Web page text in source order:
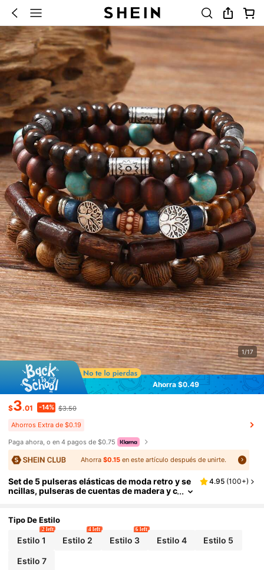
1/17
Ahorra $0.49
$3.01 -14% $3.50
Ahorros Extra de $0.19
Paga ahora, o en 4 pagos de $0.75
Ahorra$0.15 en este artículo después de unirte.
Set de 5 pulseras elásticas de moda retro y se
ncillas, pulseras de cuentas de madera y c
ario
4.95 (100+)
Tipo De Estilo
Estilo 1
2 left
Estilo 2
4 left
Estilo 3
6 left
Estilo 4 Estilo 5
Estilo 7